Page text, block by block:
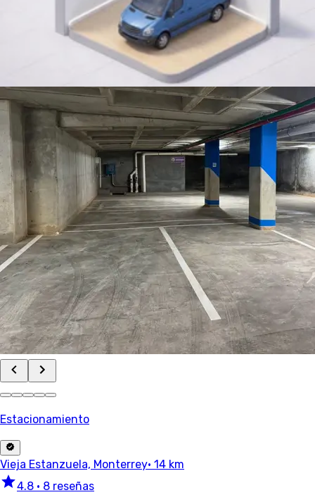
Estacionamiento
Vieja Estanzuela, Monterrey· 14 km
4.8 • 8 reseñas